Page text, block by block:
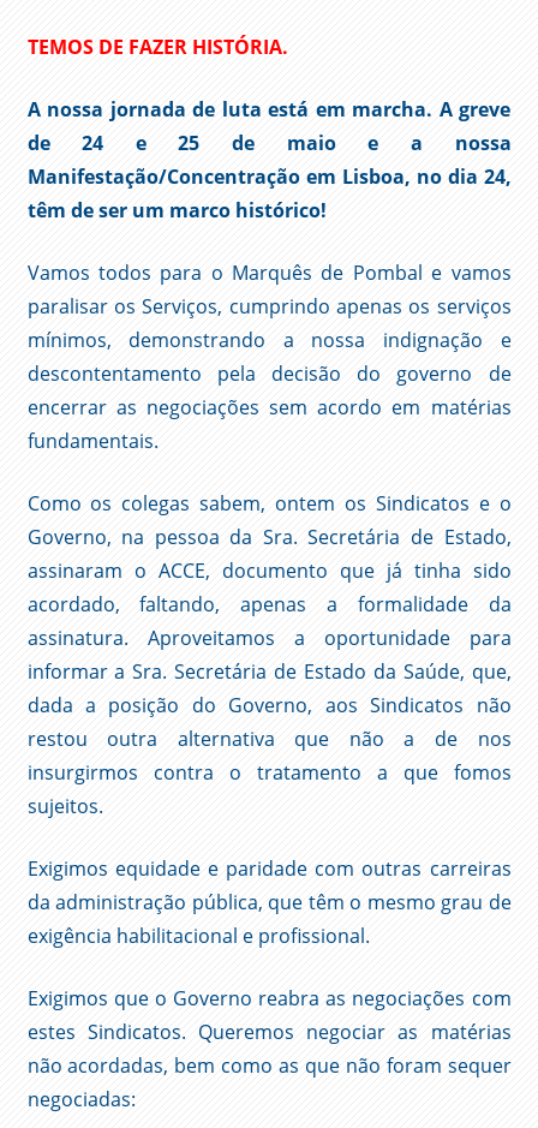
TEMOS DE FAZER HISTÓRIA.
A nossa jornada de luta está em marcha. A greve
de 24 e 25 de maio e a nossa
Manifestação/Concentração em Lisboa, no dia 24,
têm de ser um marco histórico!
Vamos todos para o Marquês de Pombal e vamos
paralisar os Serviços, cumprindo apenas os serviços
mínimos, demonstrando a nossa indignação e
descontentamento pela decisão do governo de
encerrar as negociações sem acordo em matérias
fundamentais.
Como os colegas sabem, ontem os Sindicatos e o
Governo, na pessoa da Sra. Secretária de Estado,
assinaram o ACCE, documento que já tinha sido
acordado, faltando, apenas a formalidade da
assinatura. Aproveitamos a oportunidade para
informar a Sra. Secretária de Estado da Saúde, que,
dada a posição do Governo, aos Sindicatos não
restou outra alternativa que não a de nos
insurgirmos contra o tratamento a que fomos
sujeitos.
Exigimos equidade e paridade com outras carreiras
da administração pública, que têm o mesmo grau de
exigência habilitacional e profissional.
Exigimos que o Governo reabra as negociações com
estes Sindicatos. Queremos negociar as matérias
não acordadas, bem como as que não foram sequer
negociadas: